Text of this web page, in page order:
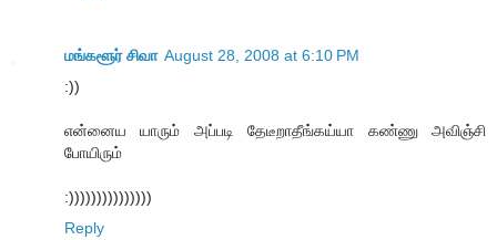
மங்களூர் சிவா August 28, 2008 at 6:10 PM
:))
என்னைய யாரும் அப்படி தேடீறாதீங்கய்யா கண்ணு அவிஞ்சி
போயிரும்
:)))))))))))))))
Reply